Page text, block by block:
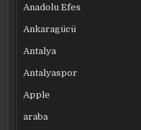
Anadolu Efes
Ankaragücü
Antalya
Antalyaspor
Apple
araba